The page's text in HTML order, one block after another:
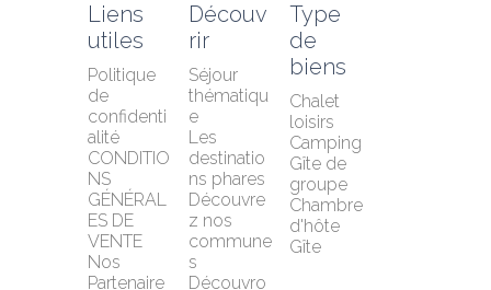
Liens
utiles
Politique
de
confidenti
alité
CONDITIO
NS
GÉNÉRAL
ES DE
VENTE
Nos
Partenaire
Découv
rir
Séjour
thématiqu
e
Les
destinatio
ns phares
Découvre
z nos
commune
s
Découvro
Type
de
biens
Chalet
loisirs
Camping
Gîte de
groupe
Chambre
d'hôte
Gîte